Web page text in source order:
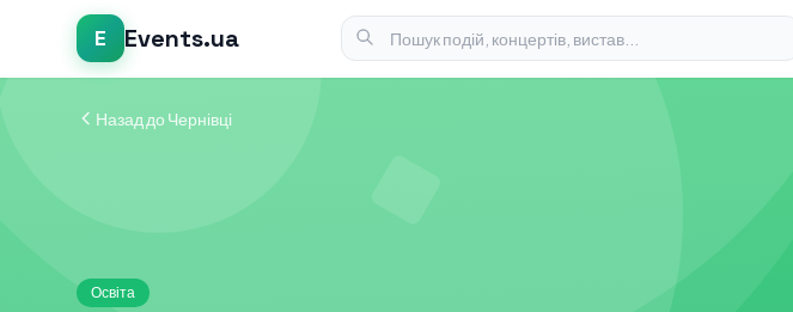
E Events.ua
Назад до Чернівці
Освіта